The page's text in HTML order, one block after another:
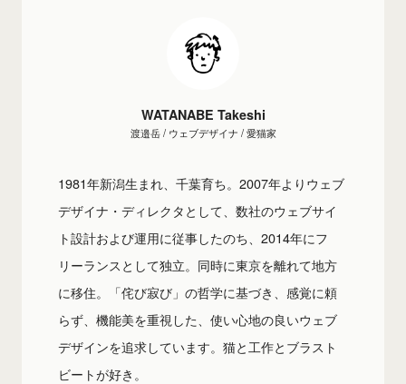
WATANABE Takeshi
渡邉岳 / ウェブデザイナ / 愛猫家
1981年新潟生まれ、千葉育ち。2007年よりウェブ
デザイナ・ディレクタとして、数社のウェブサイ
ト設計および運用に従事したのち、2014年にフ
リーランスとして独立。同時に東京を離れて地方
に移住。「侘び寂び」の哲学に基づき、感覚に頼
らず、機能美を重視した、使い心地の良いウェブ
デザインを追求しています。猫と工作とブラスト
ビートが好き。